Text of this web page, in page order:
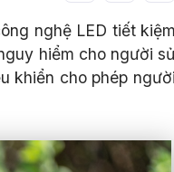
nghệ LED tiết kiệm
hiểm cho người
khiển cho phép người